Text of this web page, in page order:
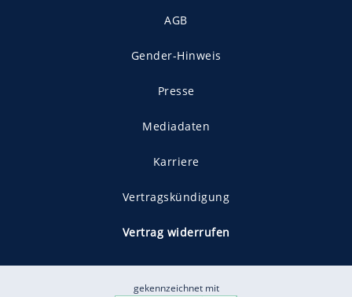
AGB
Gender-Hinweis
Presse
Mediadaten
Karriere
Vertragskündigung
Vertrag widerrufen
gekennzeichnet mit